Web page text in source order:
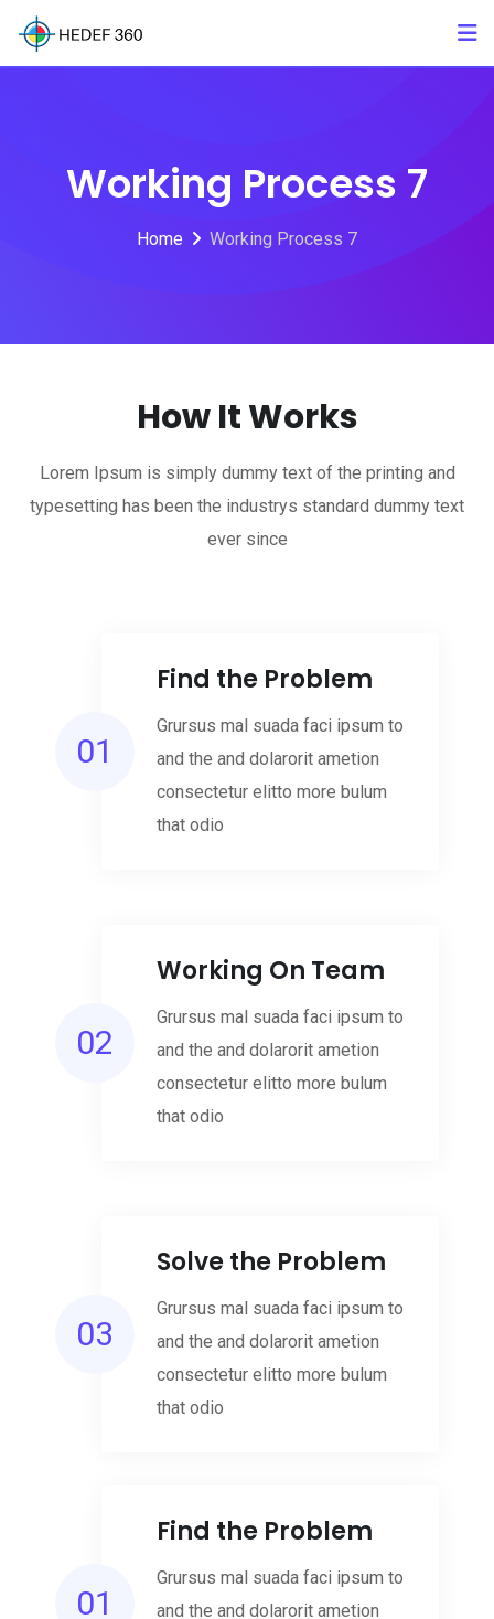
Working Process 7
Home Working Process 7
How It Works
Lorem Ipsum is simply dummy text of the printing and
typesetting has been the industrys standard dummy text
ever since
01
Find the Problem
Grursus mal suada faci ipsum to
and the and dolarorit ametion
consectetur elitto more bulum
that odio
02
Working On Team
Grursus mal suada faci ipsum to
and the and dolarorit ametion
consectetur elitto more bulum
that odio
03
Solve the Problem
Grursus mal suada faci ipsum to
and the and dolarorit ametion
consectetur elitto more bulum
that odio
01
Find the Problem
Grursus mal suada faci ipsum to
and the and dolarorit ametion